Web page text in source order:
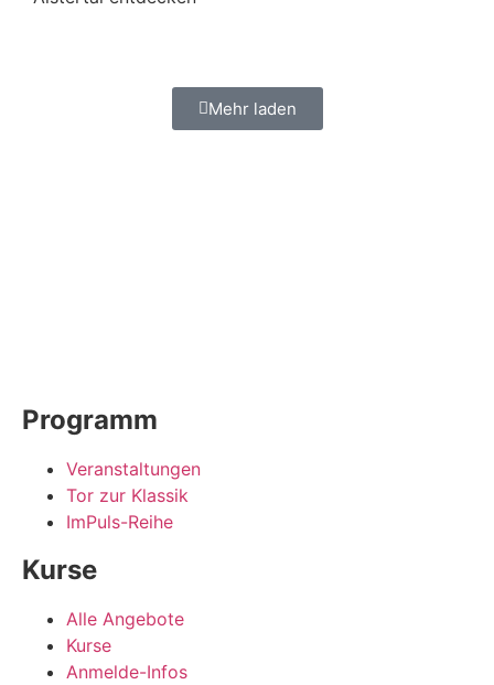
Mehr laden
Programm
Veranstaltungen
Tor zur Klassik
ImPuls-Reihe
Kurse
Alle Angebote
Kurse
Anmelde-Infos